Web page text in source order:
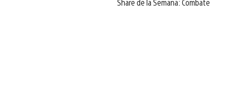
Share de la Semana: Combate